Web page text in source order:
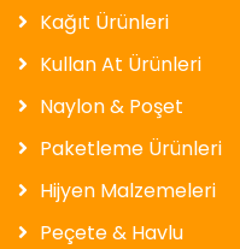
Kağıt Ürünleri
Kullan At Ürünleri
Naylon & Poşet
Paketleme Ürünleri
Hijyen Malzemeleri
Peçete & Havlu